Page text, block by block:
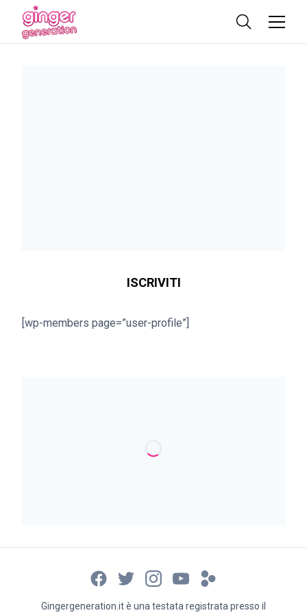
ISCRIVITI
[wp-members page=”user-profile”]
Gingergeneration.it è una testata registrata presso il